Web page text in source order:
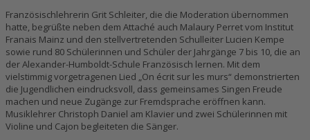
Französischlehrerin Grit Schleiter, die die Moderation übernommen
hatte, begrüßte neben dem Attaché auch Malaury Perret vom Institut
Franҫais Mainz und den stellvertretenden Schulleiter Lucien Kempe
sowie rund 80 Schülerinnen und Schüler der Jahrgänge 7 bis 10, die an
der Alexander-Humboldt-Schule Französisch lernen. Mit dem
vielstimmig vorgetragenen Lied „On écrit sur les murs“ demonstrierten
die Jugendlichen eindrucksvoll, dass gemeinsames Singen Freude
machen und neue Zugänge zur Fremdsprache eröffnen kann.
Musiklehrer Christoph Daniel am Klavier und zwei Schülerinnen mit
Violine und Cajon begleiteten die Sänger.